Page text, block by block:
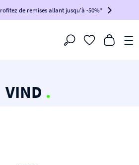
sur votre commande !
BIKINI100
en bas de page-
de remises allant jusqu'à -50%*
Filtrer
VIND .